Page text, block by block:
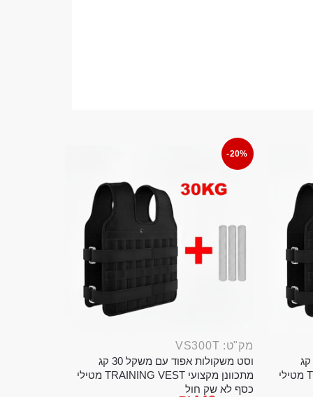
וסט משקולות אפוד עם משקל 20 קג
מתכוונן מקצועי TRAINING VEST מטילי
-20%
מק"ט: VS300T
וסט משקולות אפוד עם משקל 30 קג
מתכוונן מקצועי TRAINING VEST מטילי
כסף לא שק חול